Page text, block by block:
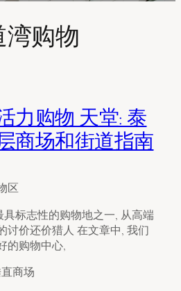
湾购物
力购物 天堂: 泰
商场和街道指南
区
具标志性的购物地之一, 从高端
讨价还价猎人 在文章中, 我们
的购物中心,
商场